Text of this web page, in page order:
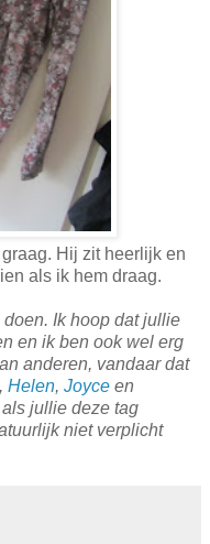
Hij zit heerlijk en
als ik hem draag.
Ik hoop dat jullie
en ik ben ook wel erg
anderen, vandaar dat
, Helen, Joyce en
jullie deze tag
niet verplicht